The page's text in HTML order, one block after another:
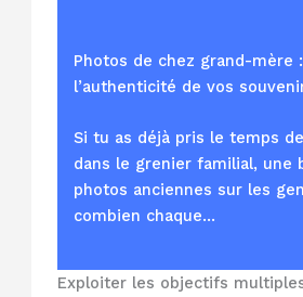
Photos de chez grand-mère
l’authenticité de vos
Si tu as déjà pris le temps
dans le grenier familial, une
photos anciennes sur les
combien chaque…
Exploiter les objectifs